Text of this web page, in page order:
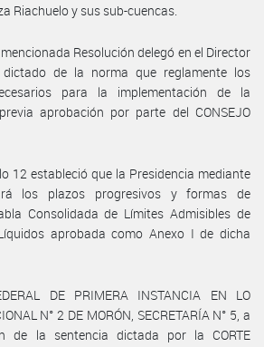
Riachuelo y sus sub-cuencas.
Resolución delegó en el Director
dictado de la norma que reglamente los
para la implementación de la
aprobación por parte del CONSEJO
12 estableció que la Presidencia mediante
los plazos progresivos y formas de
Consolidada de Límites Admisibles de
aprobada como Anexo I de dicha
DE PRIMERA INSTANCIA EN LO
N° 2 DE MORÓN, SECRETARÍA N° 5, a
de la sentencia dictada por la CORTE